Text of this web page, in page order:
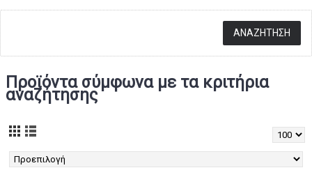
Προϊόντα σύμφωνα με τα κριτήρια
αναζήτησης